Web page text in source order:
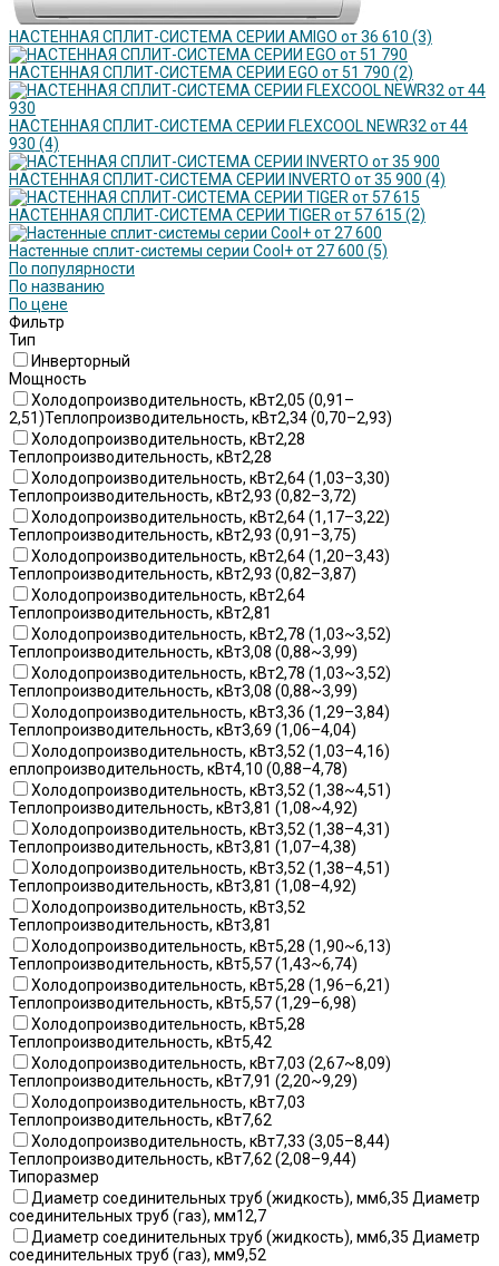
НАСТЕННАЯ СПЛИТ-СИСТЕМА СЕРИИ AMIGO от 36 610 (3)
НАСТЕННАЯ СПЛИТ-СИСТЕМА СЕРИИ EGO от 51 790 (2)
НАСТЕННАЯ СПЛИТ-СИСТЕМА СЕРИИ FLEXCOOL NEWR32 от 44
930 (4)
НАСТЕННАЯ СПЛИТ-СИСТЕМА СЕРИИ INVERTO от 35 900 (4)
НАСТЕННАЯ СПЛИТ-СИСТЕМА СЕРИИ TIGER от 57 615 (2)
Настенные сплит-системы серии Cool+ от 27 600 (5)
По популярности
По названию
По цене
Фильтр
Тип
Инверторный
Мощность
Холодопроизводительность, кВт2,05 (0,91–
2,51)Теплопроизводительность, кВт2,34 (0,70–2,93)
Холодопроизводительность, кВт2,28
Теплопроизводительность, кВт2,28
Холодопроизводительность, кВт2,64 (1,03–3,30)
Теплопроизводительность, кВт2,93 (0,82–3,72)
Холодопроизводительность, кВт2,64 (1,17–3,22)
Теплопроизводительность, кВт2,93 (0,91–3,75)
Холодопроизводительность, кВт2,64 (1,20–3,43)
Теплопроизводительность, кВт2,93 (0,82–3,87)
Холодопроизводительность, кВт2,64
Теплопроизводительность, кВт2,81
Холодопроизводительность, кВт2,78 (1,03~3,52)
Теплопроизводительность, кВт3,08 (0,88~3,99)
Холодопроизводительность, кВт2,78 (1,03~3,52)
Теплопроизводительность, кВт3,08 (0,88~3,99)
Холодопроизводительность, кВт3,36 (1,29–3,84)
Теплопроизводительность, кВт3,69 (1,06–4,04)
Холодопроизводительность, кВт3,52 (1,03–4,16)
еплопроизводительность, кВт4,10 (0,88–4,78)
Холодопроизводительность, кВт3,52 (1,38~4,51)
Теплопроизводительность, кВт3,81 (1,08~4,92)
Холодопроизводительность, кВт3,52 (1,38–4,31)
Теплопроизводительность, кВт3,81 (1,07–4,38)
Холодопроизводительность, кВт3,52 (1,38–4,51)
Теплопроизводительность, кВт3,81 (1,08–4,92)
Холодопроизводительность, кВт3,52
Теплопроизводительность, кВт3,81
Холодопроизводительность, кВт5,28 (1,90~6,13)
Теплопроизводительность, кВт5,57 (1,43~6,74)
Холодопроизводительность, кВт5,28 (1,96–6,21)
Теплопроизводительность, кВт5,57 (1,29–6,98)
Холодопроизводительность, кВт5,28
Теплопроизводительность, кВт5,42
Холодопроизводительность, кВт7,03 (2,67~8,09)
Теплопроизводительность, кВт7,91 (2,20~9,29)
Холодопроизводительность, кВт7,03
Теплопроизводительность, кВт7,62
Холодопроизводительность, кВт7,33 (3,05–8,44)
Теплопроизводительность, кВт7,62 (2,08–9,44)
Типоразмер
Диаметр соединительных труб (жидкость), мм6,35 Диаметр
соединительных труб (газ), мм12,7
Диаметр соединительных труб (жидкость), мм6,35 Диаметр
соединительных труб (газ), мм9,52